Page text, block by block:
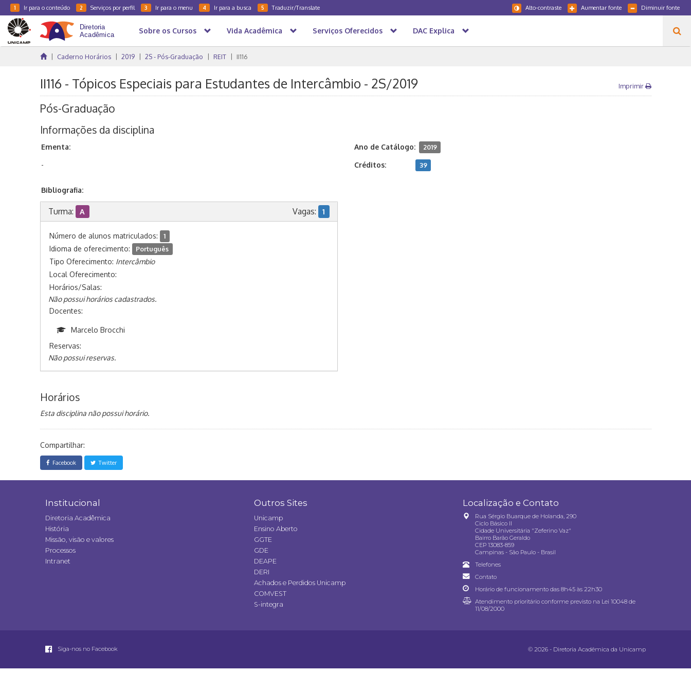
1 Ir para o conteúdo 2 Serviços por perfil 3 Ir para o menu 4 Ir para a busca 5 Traduzir/Translate Diminuir fonte
Aumentar fonte
Alto-contraste
Sobre os Cursos Vida Acadêmica Serviços Oferecidos DAC Explica
Caderno Horários 2019 2S - Pós-Graduação REIT II116
II116 - Tópicos Especiais para Estudantes de Intercâmbio - 2S/2019 Imprimir
Pós-Graduação
Informações da disciplina
Ementa:
-
Bibliografia:
Ano de Catálogo: 2019
Créditos: 39
Turma: A Vagas: 1
Número de alunos matriculados: 1
Idioma de oferecimento: Português
Tipo Oferecimento: Intercâmbio
Local Oferecimento:
Horários/Salas:
Não possui horários cadastrados.
Docentes:
Marcelo Brocchi
Reservas:
Não possui reservas.
Horários
Esta disciplina não possui horário.
Compartilhar:
Facebook Twitter
Institucional
Diretoria Acadêmica
História
Missão, visão e valores
Processos
Intranet
Outros Sites
Unicamp
Ensino Aberto
GGTE
GDE
DEAPE
DERI
Achados e Perdidos Unicamp
COMVEST
S-integra
Localização e Contato
Rua Sérgio Buarque de Holanda, 290
Ciclo Básico II
Cidade Universitária "Zeferino Vaz"
Bairro Barão Geraldo
CEP 13083-859
Campinas - São Paulo - Brasil
Telefones
Contato
Horário de funcionamento das 8h45 às 22h30
Atendimento prioritário conforme previsto na Lei 10048 de
11/08/2000
Siga-nos no Facebook © 2026 - Diretoria Acadêmica da Unicamp